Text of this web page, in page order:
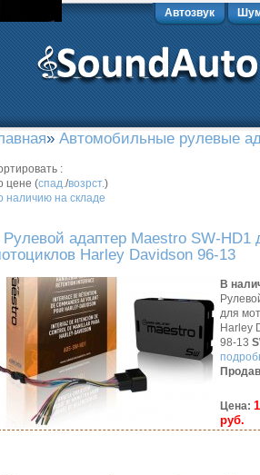
Автозвук
» Автомобильные рулевые
:
цене (спад./возрст.)
наличию на складе
Рулевой адаптер Maestro SW-HD1
Harley Davidson 96-13
В
для
Harley
98-13
Цена:
руб.